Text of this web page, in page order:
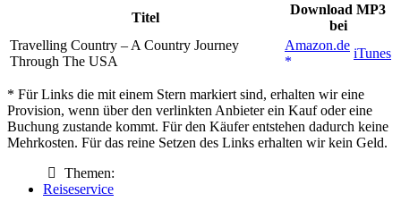
Titel
Download MP3
bei
Travelling Country – A Country Journey
Through The USA
Amazon.de
iTunes
* Für Links die mit einem Stern markiert sind, erhalten wir eine
Provision, wenn über den verlinkten Anbieter ein Kauf oder eine
Buchung zustande kommt. Für den Käufer entstehen dadurch keine
Mehrkosten. Für das reine Setzen des Links erhalten wir kein Geld.
Themen:
Reiseservice